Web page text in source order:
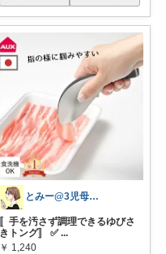
とみー@3児母の部屋⭐️
〚手を汚さず調理できるゆびさ
きトング〛 ✅ ...
￥ 1,240